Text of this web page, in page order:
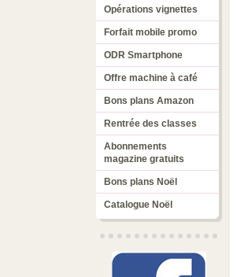
Opérations vignettes
Forfait mobile promo
ODR Smartphone
Offre machine à café
Bons plans Amazon
Rentrée des classes
Abonnements
magazine gratuits
Bons plans Noël
Catalogue Noël